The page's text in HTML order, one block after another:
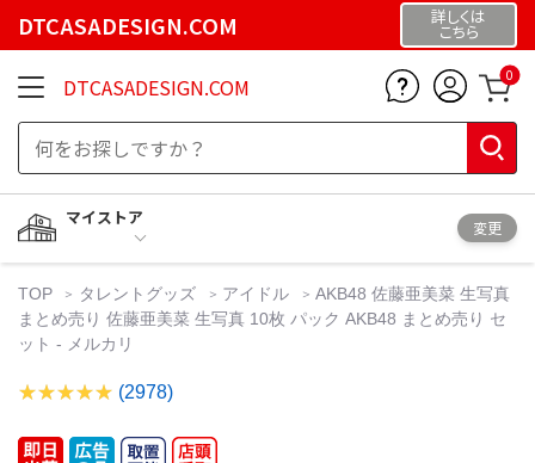
DTCASADESIGN.COM 詳しくは
こちら
DTCASADESIGN.COM 0
マイストア
変更
TOP タレントグッズ アイドル
AKB48 佐藤亜美菜 生写真
まとめ売り 佐藤亜美菜 生写真 10枚 パック AKB48 まとめ売り セ
ット - メルカリ
(2978)